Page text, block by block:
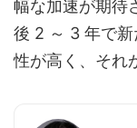
幅な加速が期待
後 2 ～ 3 年で
性が高く、それ